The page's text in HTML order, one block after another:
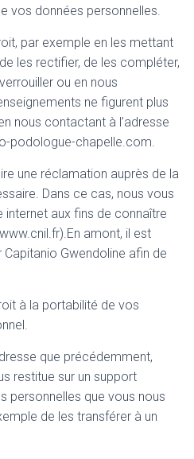
vos données personnelles.
par exemple en les mettant
les rectifier, de les compléter,
ou en nous
ne figurent plus
nous contactant à l’adresse
podologue-chapelle.com.
une réclamation auprès de la
Dans ce cas, nous vous
internet aux fins de connaître
amont, il est
Gwendoline afin de
à la portabilité de vos
que précédemment,
restitue sur un support
personnelles que vous nous
de les transférer à un